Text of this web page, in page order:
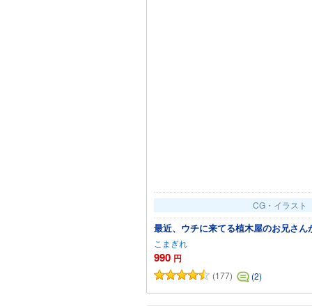
CG・イラスト
最近、ウチに来てる植木屋のお兄さ
こまぎれ
990 円
(177) (2)カートに追加